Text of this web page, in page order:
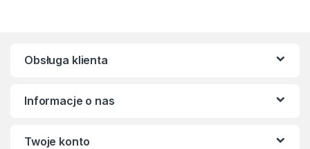
Obsługa klienta
Informacje o nas
Twoje konto